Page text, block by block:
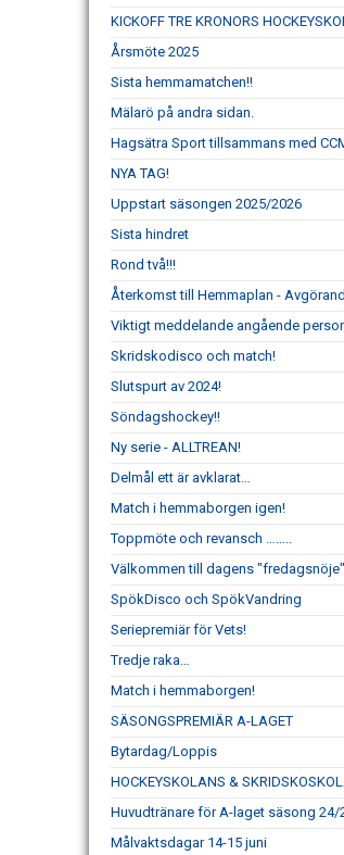
KICKOFF TRE KRONORS
Årsmöte 2025
Sista hemmamatchen!!
Mälarö på andra sidan.
Hagsätra Sport tillsammans med
NYA TAG!
Uppstart säsongen 2025/2026
Sista hindret
Rond två!!!
Återkomst till Hemmaplan -
Viktigt meddelande angående
Skridskodisco och match!
Slutspurt av 2024!
Söndagshockey!!
Ny serie - ALLTREAN!
Delmål ett är avklarat…
Match i hemmaborgen igen!
Toppmöte och revansch ……..
Välkommen till dagens
SpökDisco och SpökVandring
Seriepremiär för Vets!
Tredje raka…
Match i hemmaborgen!
SÄSONGSPREMIÄR A-LAGET
Bytardag/Loppis
HOCKEYSKOLANS &
Huvudtränare för A-laget säsong 24/
Målvaktsdagar 14-15 juni